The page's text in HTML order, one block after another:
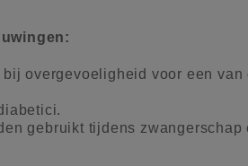
bij overgevoeligheid voor een van
gebruikt tijdens zwangerschap